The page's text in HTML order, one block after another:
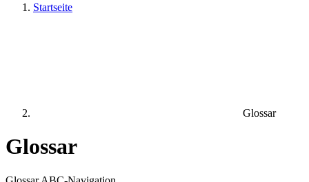
Startseite
Glossar
Glossar